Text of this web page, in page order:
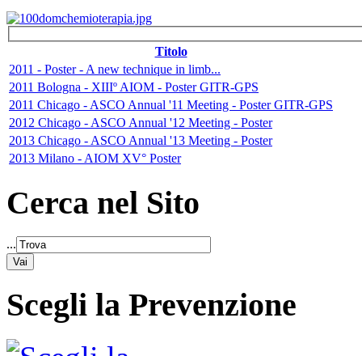
Titolo
2011 - Poster - A new technique in limb...
2011 Bologna - XIIIº AIOM - Poster GITR-GPS
2011 Chicago - ASCO Annual '11 Meeting - Poster GITR-GPS
2012 Chicago - ASCO Annual '12 Meeting - Poster
2013 Chicago - ASCO Annual '13 Meeting - Poster
2013 Milano - AIOM XV° Poster
Cerca nel Sito
...
Scegli la Prevenzione